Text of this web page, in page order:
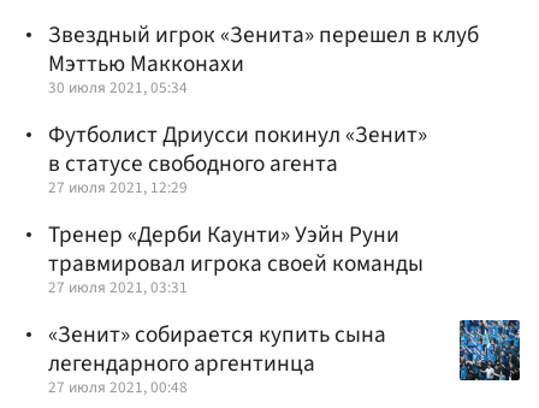
Звездный игрок «Зенита» перешел в клуб
Мэттью Макконахи
30 июля 2021, 05:34
Футболист Дриусси покинул «Зенит»
в статусе свободного агента
27 июля 2021, 12:29
Тренер «Дерби Каунти» Уэйн Руни
травмировал игрока своей команды
27 июля 2021, 03:31
«Зенит» собирается купить сына
легендарного аргентинца
27 июля 2021, 00:48